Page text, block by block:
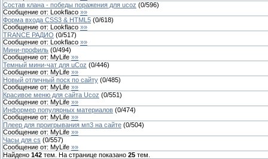
Состав клана - победы поражения для ucoz (0/596)
Сообщение от: Lookflaco »»
Форма входа CSS3 & HTML5 (0/618)
Сообщение от: Lookflaco »»
TRANCE РАДИО (0/517)
Сообщение от: Lookflaco »»
Мини-профиль (0/494)
Сообщение от: MyLife »»
Темный мини-чат для uCoz (0/446)
Сообщение от: MyLife »»
Новый отличный поск по сайту (0/485)
Сообщение от: MyLife »»
Красивое меню для сайта Ucoz (0/551)
Сообщение от: MyLife »»
Информер популярных материалов (0/474)
Сообщение от: MyLife »»
Плеер для проигрывания мп3 на сайте (0/504)
Сообщение от: MyLife »»
Часы для cs (0/557)
Сообщение от: MyLife »»
Найдено 142 тем. На странице показано 25 тем.